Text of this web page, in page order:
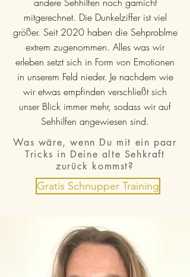
mitgerechnet. Die Dunkelziffer ist viel
größer. Seit 2020 haben die Sehproblme
extrem zugenommen. Alles was wir
erleben setzt sich in Form von Emotionen
in unserem Feld nieder. Je nachdem wie
wir etwas empfinden verschließt sich
unser Blick immer mehr, sodass wir auf
Sehhilfen angewiesen sind.
Was wäre, wenn Du mit ein paar
Tricks in Deine alte Sehkraft
zurück kommst?
Gratis Schnupper Training